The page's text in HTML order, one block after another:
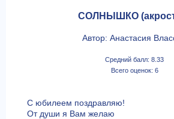
СОЛНЫШКО
Автор: Анастасия
Средний балл: 8.33
Всего оценок: 6
С юбилеем поздравляю!
От души я Вам желаю